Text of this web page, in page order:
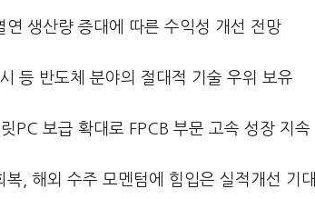
연 생산량 증대에 따른 수익성 개선 전망
등 반도체 분야의 절대적 기술 우위 보유
PC 보급 확대로 FPCB 부문 고속 성장 지속
복, 해외 수주 모멘텀에 힘입은 실적개선 기대